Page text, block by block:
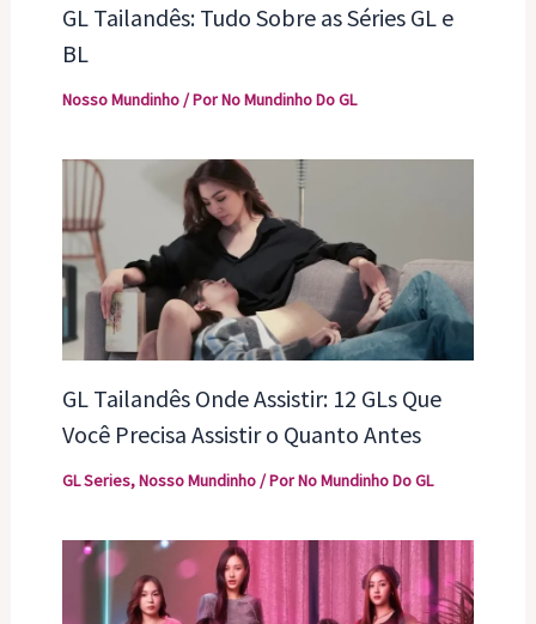
GL Tailandês: Tudo Sobre as Séries GL e
BL
Nosso Mundinho/ PorNo Mundinho Do GL
GL Tailandês Onde Assistir: 12 GLs Que
Você Precisa Assistir o Quanto Antes
GL Series,Nosso Mundinho/ PorNo Mundinho Do GL